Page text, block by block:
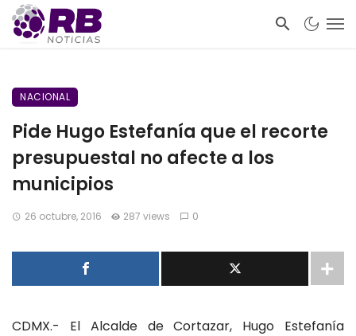
NACIONAL
Pide Hugo Estefanía que el recorte
presupuestal no afecte a los
municipios
26 octubre, 2016 287 views 0
CDMX.- El Alcalde de Cortazar, Hugo Estefanía